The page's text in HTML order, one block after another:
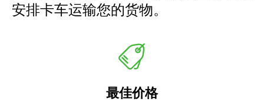
安排卡车运输您的货物。
最佳价格